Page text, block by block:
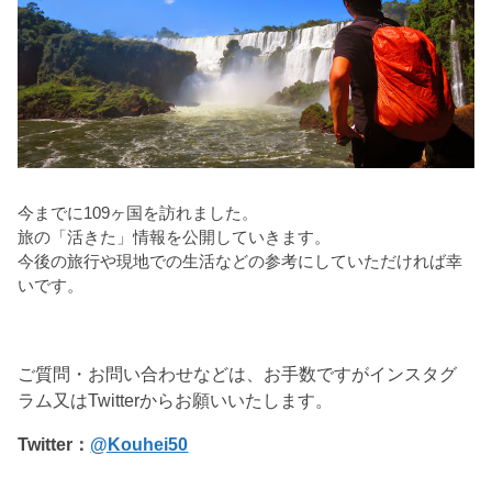
今までに109ヶ国を訪れました。
旅の「活きた」情報を公開していきます。
今後の旅行や現地での生活などの参考にしていただければ幸
いです。
ご質問・お問い合わせなどは、お手数ですがインスタグ
ラム又はTwitterからお願いいたします。
Twitter： @Kouhei50